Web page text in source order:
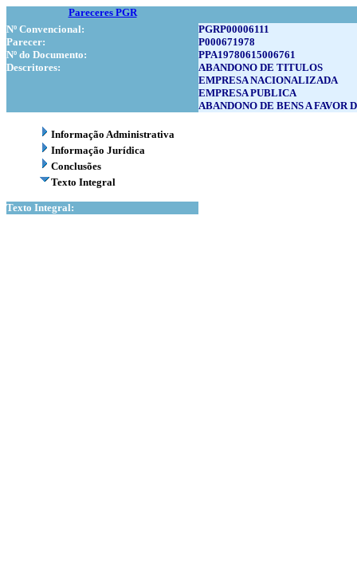
Pareceres PGR
Nº Convencional:
PGRP00006111
Parecer:
P000671978
Nº do Documento:
PPA19780615006761
Descritores:
ABANDONO DE TITULOS
EMPRESA NACIONALIZADA
EMPRESA PUBLICA
ABANDONO DE BENS A FAVOR
Informação Administrativa
Informação Jurídica
Conclusões
Texto Integral
Texto Integral: